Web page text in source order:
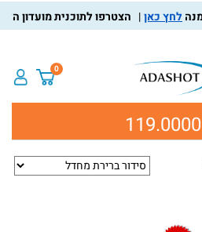
לחץ כאן הצטרפו לתוכנית מועדון
0
119.0000